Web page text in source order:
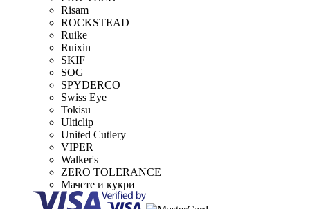
Risam
ROCKSTEAD
Ruike
Ruixin
SKIF
SOG
SPYDERCO
Swiss Eye
Tokisu
Ulticlip
United Cutlery
VIPER
Walker's
ZERO TOLERANCE
Мачете и кукри